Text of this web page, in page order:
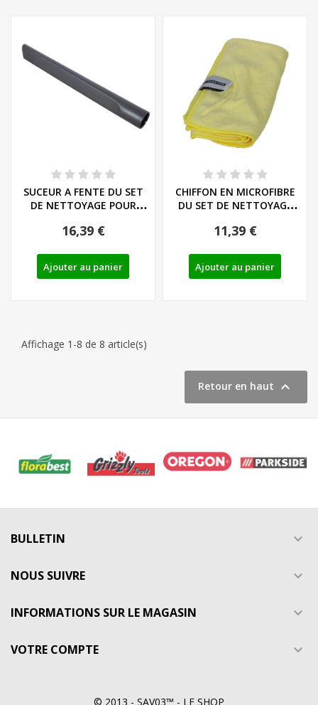
SUCEUR A FENTE DU SET
DE NETTOYAGE POUR
16,39 €
Ajouter au panier
CHIFFON EN MICROFIBRE
DU SET DE NETTOYAGE
11,39 €
Ajouter au panier
Affichage 1-8 de 8 article(s)
Retour en haut 
BULLETIN 
NOUS SUIVRE 
INFORMATIONS SUR LE MAGASIN 
VOTRE COMPTE 
© 2013 - SAV03™ - LE SHOP